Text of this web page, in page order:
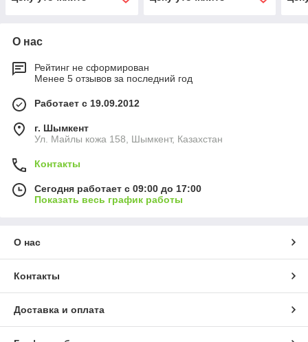
О нас
Рейтинг не сформирован
Менее 5 отзывов за последний год
Работает с 19.09.2012
г. Шымкент
Ул. Майлы кожа 158, Шымкент, Казахстан
Контакты
Сегодня работает с 09:00 до 17:00
Показать весь график работы
О нас
Контакты
Доставка и оплата